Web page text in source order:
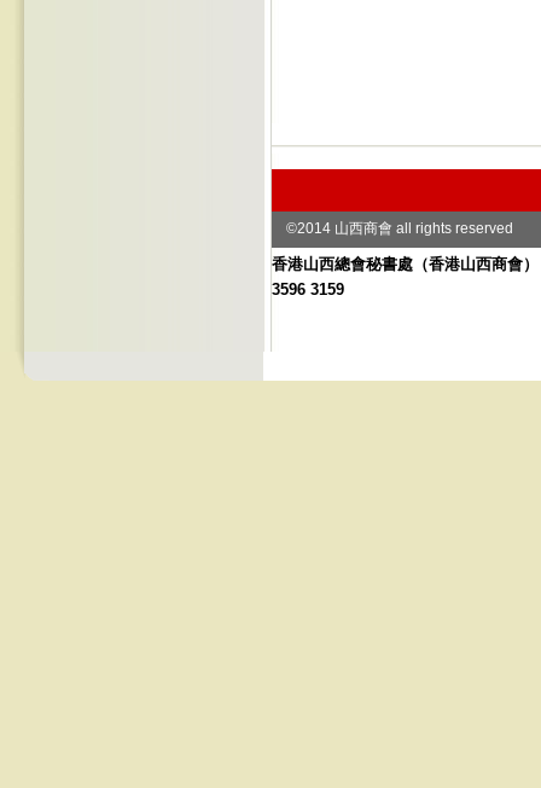
香港山西總會秘書處 （香港山西商會
3596 3159
©2014 山西商會 all rights reserved